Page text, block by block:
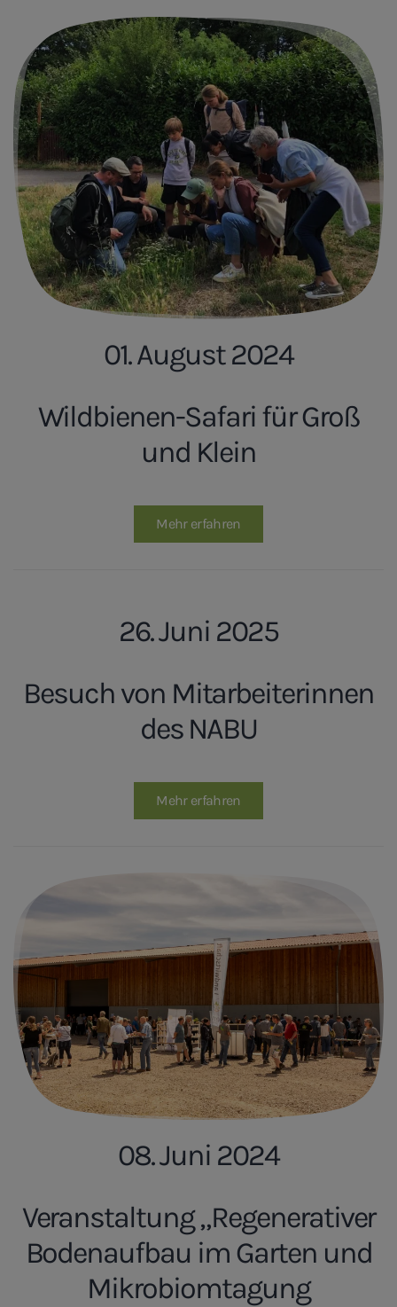
01. August 2024
Wildbienen-Safari für Groß
und Klein
Mehr erfahren
26. Juni 2025
Besuch von Mitarbeiterinnen
des NABU
Mehr erfahren
08. Juni 2024
Veranstaltung „Regenerativer
Bodenaufbau im Garten und
Mikrobiomtagung